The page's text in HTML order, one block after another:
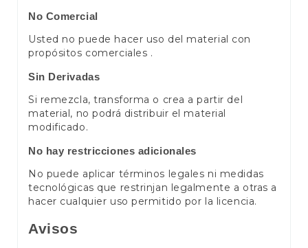
No Comercial
Usted no puede hacer uso del material con
propósitos comerciales .
Sin Derivadas
Si remezcla, transforma o crea a partir del
material, no podrá distribuir el material
modificado.
No hay restricciones adicionales
No puede aplicar términos legales ni medidas
tecnológicas que restrinjan legalmente a otras a
hacer cualquier uso permitido por la licencia.
Avisos